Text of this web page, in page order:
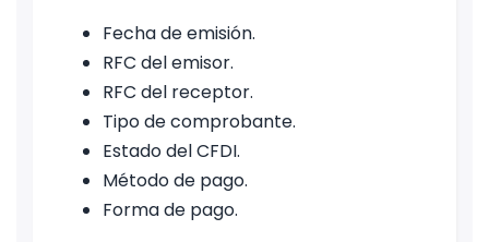
Fecha de emisión.
RFC del emisor.
RFC del receptor.
Tipo de comprobante.
Estado del CFDI.
Método de pago.
Forma de pago.